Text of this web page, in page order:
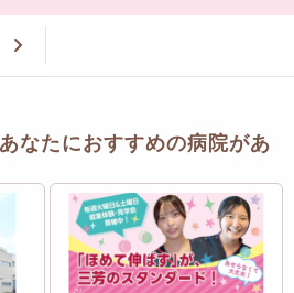
なたにおすすめの病院があ